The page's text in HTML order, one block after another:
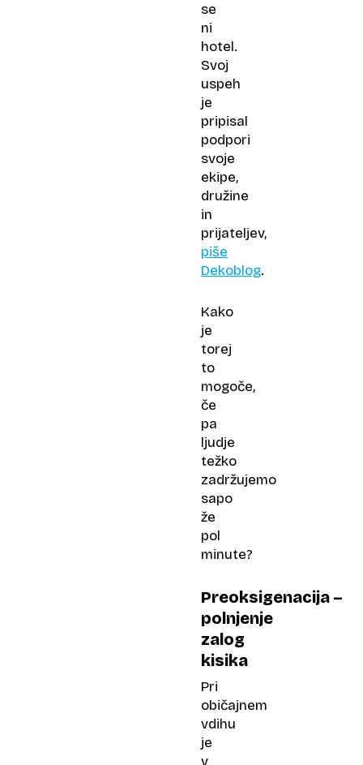
se
ni
hotel.
Svoj
uspeh
je
pripisal
podpori
svoje
ekipe,
družine
in
prijateljev,
piše
Dekoblog.
Kako
je
torej
to
mogoče,
če
pa
ljudje
težko
zadržujemo
sapo
že
pol
minute?
Preoksigenacija –
polnjenje
zalog
kisika
Pri
običajnem
vdihu
je
v